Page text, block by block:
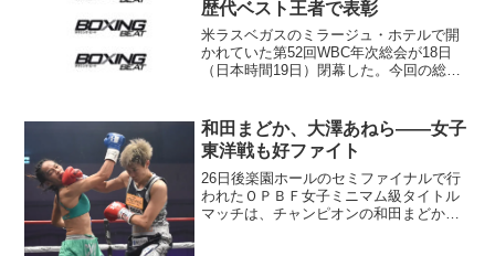
歴代ベスト王者で表彰
米ラスベガスのミラージュ・ホテルで開
かれていた第52回WBC年次総会が18日
（日本時間19日）閉幕した。今回の総会
われ、日本プロボクシング協会の大橋秀
行会長がミニマム...
和田まどか、大澤あねら――女子
東洋戦も好ファイト
26日後楽園ホールのセミファイナルで行
われたＯＰＢＦ女子ミニマム級タイトル
マッチは、チャンピオンの和田まどか